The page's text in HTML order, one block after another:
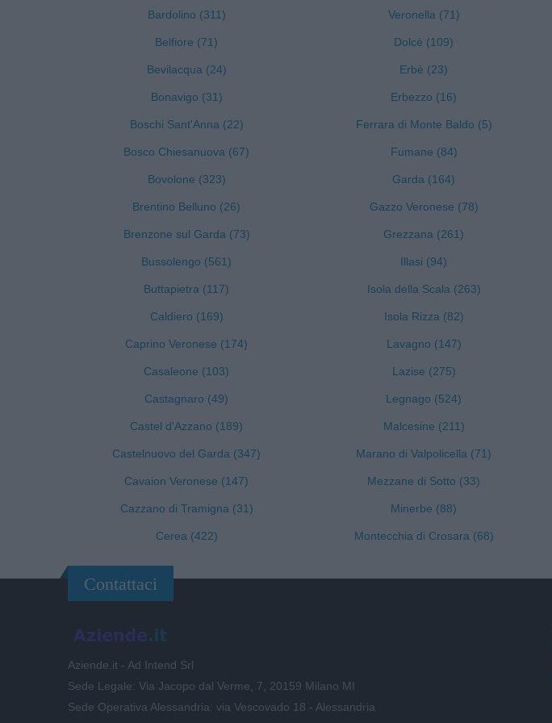
Bardolino (311)
Belfiore (71)
Bevilacqua (24)
Bonavigo (31)
Boschi Sant'Anna (22)
Bosco Chiesanuova (67)
Bovolone (323)
Brentino Belluno (26)
Brenzone sul Garda (73)
Bussolengo (561)
Buttapietra (117)
Caldiero (169)
Caprino Veronese (174)
Casaleone (103)
Castagnaro (49)
Castel d'Azzano (189)
Castelnuovo del Garda (347)
Cavaion Veronese (147)
Cazzano di Tramigna (31)
Cerea (422)
Veronella (71)
Dolcè (109)
Erbè (23)
Erbezzo (16)
Ferrara di Monte Baldo (5)
Fumane (84)
Garda (164)
Gazzo Veronese (78)
Grezzana (261)
Illasi (94)
Isola della Scala (263)
Isola Rizza (82)
Lavagno (147)
Lazise (275)
Legnago (524)
Malcesine (211)
Marano di Valpolicella (71)
Mezzane di Sotto (33)
Minerbe (88)
Montecchia di Crosara (68)
Contattaci
Aziende.it - Ad Intend Srl
Sede Legale: Via Jacopo dal Verme, 7, 20159 Milano MI
Sede Operativa Alessandria: via Vescovado 18 - Alessandria